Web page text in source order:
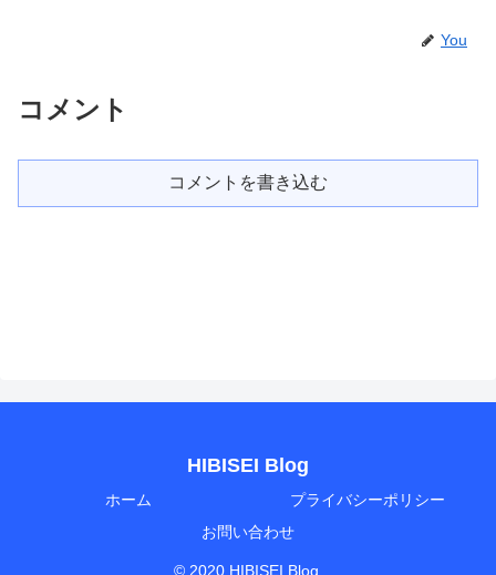
You
コメント
コメントを書き込む
HIBISEI Blog
ホーム
プライバシーポリシー
お問い合わせ
© 2020 HIBISEI Blog.